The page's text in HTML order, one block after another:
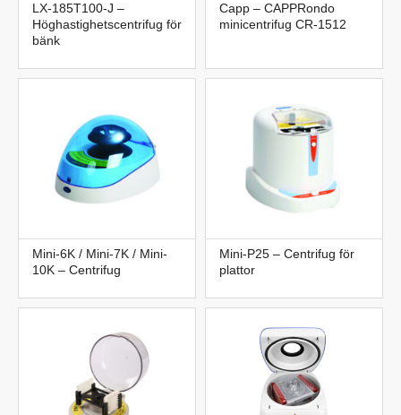
LX-185T100-J –
Höghastighetscentrifug för
bänk
Capp – CAPPRondo
minicentrifug CR-1512
Mini-6K / Mini-7K / Mini-
10K – Centrifug
Mini-P25 – Centrifug för
plattor